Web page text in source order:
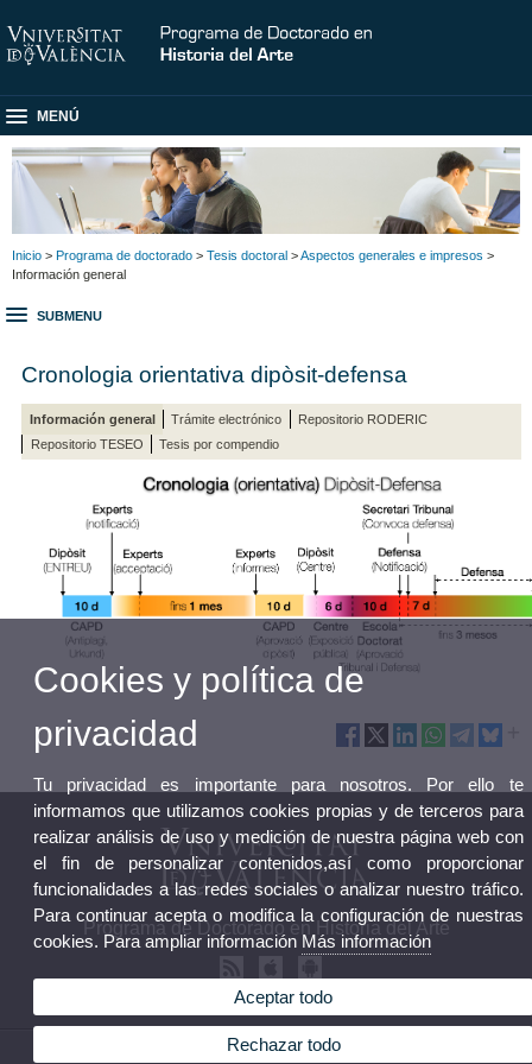
MENÚ
Inicio > Programa de doctorado > Tesis doctoral >Aspectos generales e impresos >
Información general
SUBMENU
Cronologia orientativa dipòsit-defensa
Información general Trámite electrónico
Repositorio RODERIC
Repositorio TESEO
Tesis por compendio
Programa de Doctorado en Historia del Arte
© 2026 UV. - Av. Blasco Ibáñez, 28. 46010 Valencia. Tel.: 963864241
Cookies y política de
privacidad
Tu privacidad es importante para nosotros. Por ello te
informamos que utilizamos cookies propias y de terceros para
realizar análisis de uso y medición de nuestra página web con
el fin de personalizar contenidos,así como proporcionar
funcionalidades a las redes sociales o analizar nuestro tráfico.
Para continuar acepta o modifica la configuración de nuestras
cookies. Para ampliar información Más información
Aceptar todo
Rechazar todo